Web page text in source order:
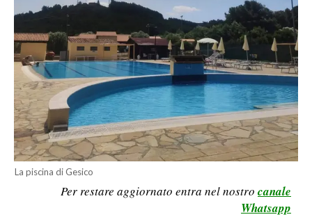
MONDO
POLITICA
ECONOMIA
SERVIZI ALLE IMPRESE
LAVORO
BANDI
SPORT IN SARDEGNA
La piscina di Gesico
Per restare aggiornato entra nel nostro canale
Whatsapp